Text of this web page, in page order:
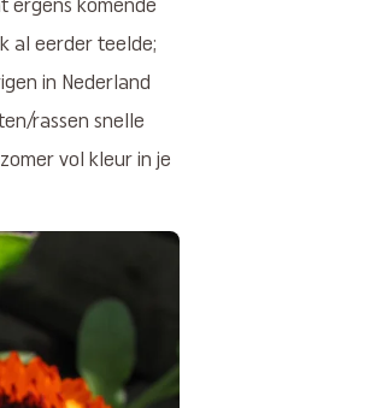
ergens komende
al eerder teelde;
in Nederland
rassen snelle
vol kleur in je